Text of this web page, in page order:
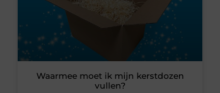
Waarmee moet ik mijn kerstdozen
vullen?